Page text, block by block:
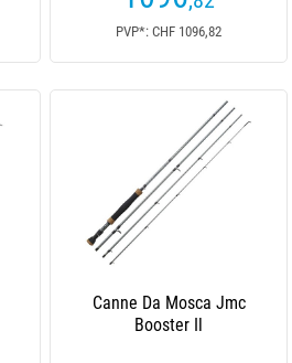
PVP*: CHF 1096,82
Canne Da Mosca Jmc
Booster Il